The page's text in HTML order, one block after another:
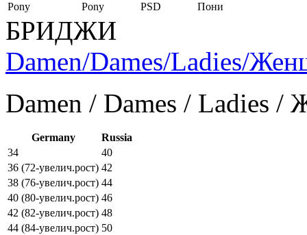
Pony
Pony PSD Пони
БРИДЖИ
Damen/Dames/Ladies/
Damen / Dames / Ladies
Germany
Russia
34
40
36 (72-увелич.рост) 42
38 (76-увелич.рост) 44
40 (80-увелич.рост) 46
42 (82-увелич.рост) 48
44 (84-увелич.рост) 50